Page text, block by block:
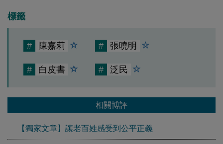
標籤
# 陳嘉莉 # 張曉明
# 白皮書 # 泛民
相關博評
【獨家文章】讓老百姓感受到公平正義